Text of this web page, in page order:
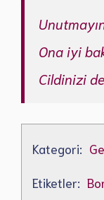
Ona iyi
Cildinizi
Kategori:
Etiketler: